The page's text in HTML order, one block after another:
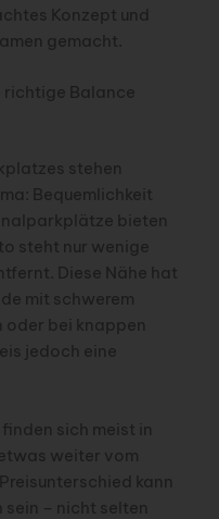
Konzept und
gemacht.
richtige Balance
stehen
Bequemlichkeit
bieten
steht nur wenige
Diese Nähe hat
mit schwerem
oder bei knappen
jedoch eine
sich meist in
weiter vom
kann
sein – nicht selten